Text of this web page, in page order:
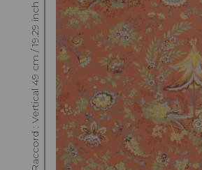
Raccord : Vertical 49 cm / 19.29 inch